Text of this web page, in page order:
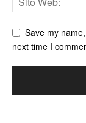
Save my
next time I